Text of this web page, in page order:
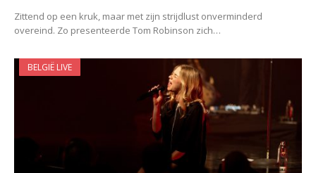
Zittend op een kruk, maar met zijn strijdlust onverminderd
overeind. Zo presenteerde Tom Robinson zich…
BELGIË LIVE